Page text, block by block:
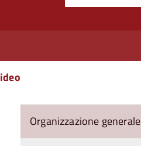
Organizzazione generale